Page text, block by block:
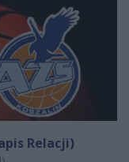
Relacji)